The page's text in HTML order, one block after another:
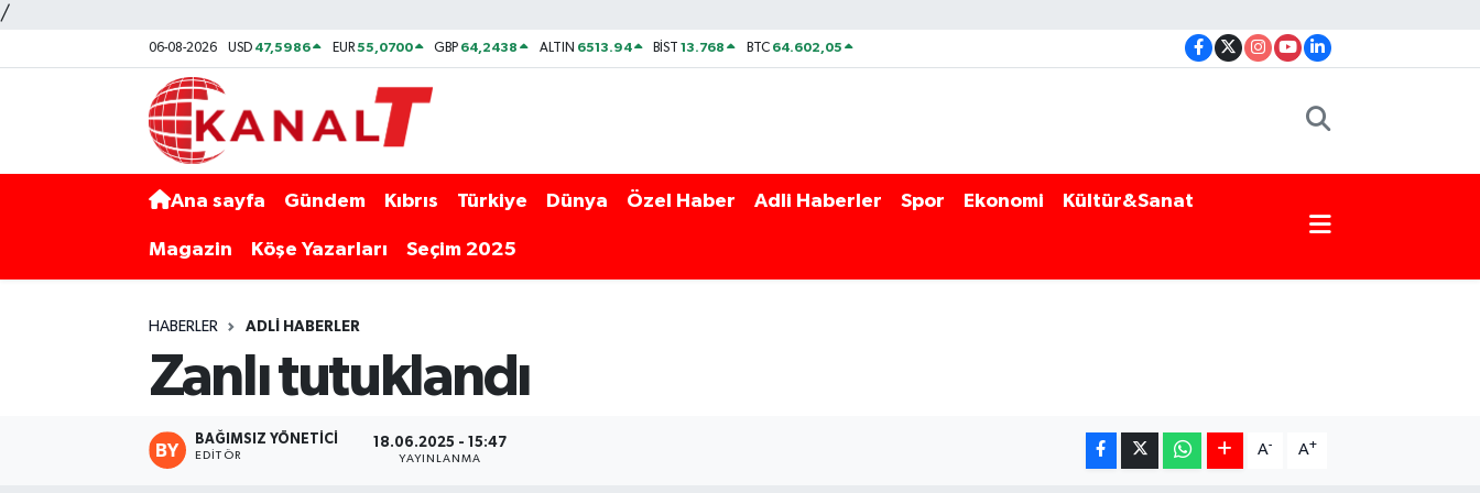
/
06-08-2026 USD 47,5986 EUR55,0700 GBP 64,2438 ALTIN 6513.94 BİST13.768 BTC 64.602,05
Ana sayfa Gündem Kıbrıs Türkiye Dünya Özel Haber Adli Haberler Spor Ekonomi Kültür&Sanat
Magazin Köşe Yazarları Seçim 2025
HABERLER ADLI HABERLER
Zanlı tutuklandı
BAĞIMSIZ YÖNETICI
EDITÖR
18.06.2025 - 15:47
YAYINLANMA
A- A+